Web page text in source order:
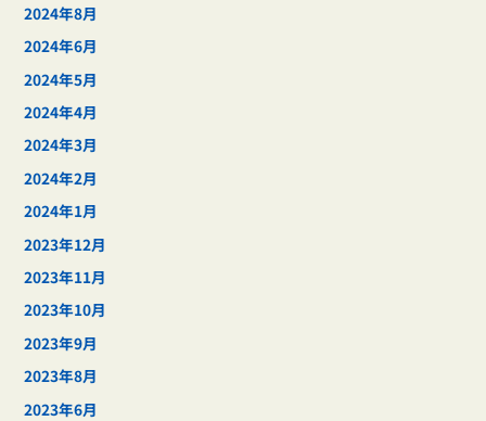
2024年8月
2024年6月
2024年5月
2024年4月
2024年3月
2024年2月
2024年1月
2023年12月
2023年11月
2023年10月
2023年9月
2023年8月
2023年6月